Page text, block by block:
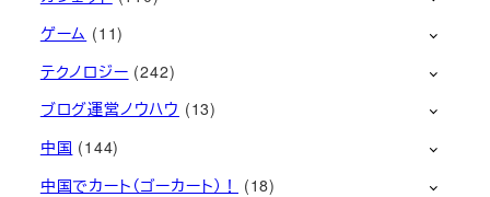
ゲーム (11)
テクノロジー (242)
ブログ運営ノウハウ (13)
中国 (144)
中国でカート（ゴーカート）！
(18)